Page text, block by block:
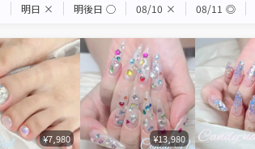
明日 × 明後日 ◯ 08/10 × 08/11 ◎
¥7,980 ¥13,980